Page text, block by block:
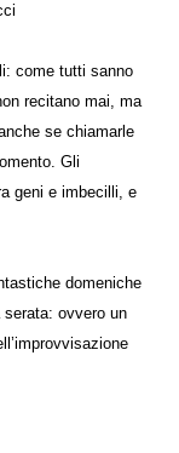
come tutti sanno
recitano mai, ma
se chiamarle
Gli
geni e imbecilli, e
domeniche
serata: ovvero un